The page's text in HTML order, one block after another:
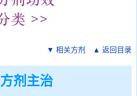
▼ 相关方剂 ▲ 返回目录
方剂主治